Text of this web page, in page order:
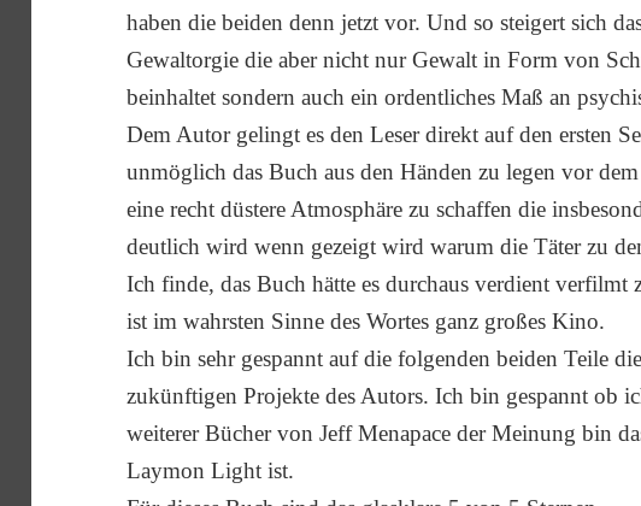
haben die beiden denn jetzt vor. Und so steigert sich
Gewaltorgie die aber nicht nur Gewalt in Form von
beinhaltet sondern auch ein ordentliches Maß an
Dem Autor gelingt es den Leser direkt auf den ersten
unmöglich das Buch aus den Händen zu legen vor
eine recht düstere Atmosphäre zu schaffen die
deutlich wird wenn gezeigt wird warum die Täter zu
Ich finde, das Buch hätte es durchaus verdient verfilmt
ist im wahrsten Sinne des Wortes ganz großes Kino.
Ich bin sehr gespannt auf die folgenden beiden Teile
zukünftigen Projekte des Autors. Ich bin gespannt ob
weiterer Bücher von Jeff Menapace der Meinung bin
Laymon Light ist.